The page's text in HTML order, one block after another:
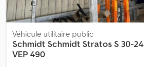
Véhicule utilitaire public
Schmidt Schmidt Stratos S 30-24
VEP 490